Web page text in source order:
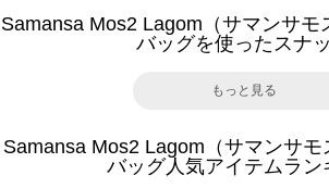
Samansa Mos2 Lagom（サマンサモ
バッグを使ったスナ
もっと見る
Samansa Mos2 Lagom（サマンサモ
バッグ人気アイテムラン